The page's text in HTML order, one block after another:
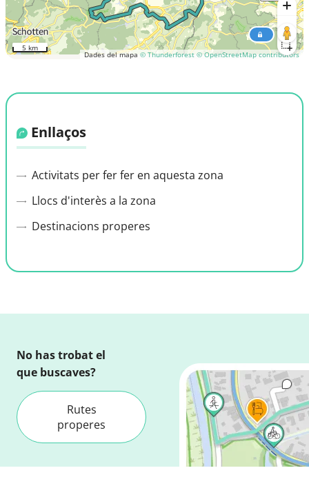
Dades del mapa © Thunderforest © OpenStreetMap contributors
5 km
Enllaços
Activitats per fer fer en aquesta zona
Llocs d'interès a la zona
Destinacions properes
No has trobat el
que buscaves?
Rutes
properes